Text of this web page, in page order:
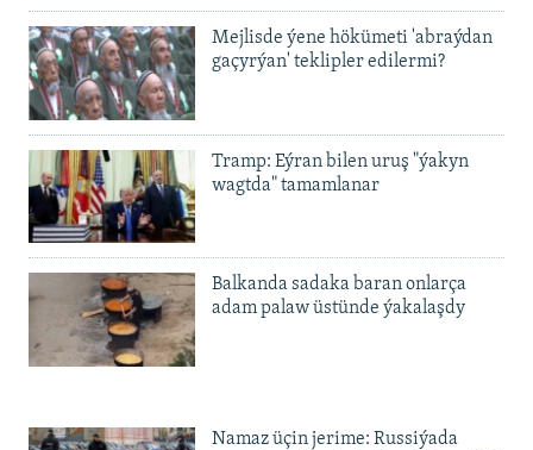
Mejlisde ýene hökümeti 'abraýdan
gaçyrýan' teklipler edilermi?
Tramp: Eýran bilen uruş "ýakyn
wagtda" tamamlanar
Balkanda sadaka baran onlarça
adam palaw üstünde ýakalaşdy
Namaz üçin jerime: Russiýada